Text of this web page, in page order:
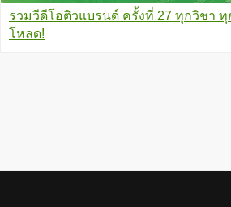
รวมวีดีโอติวแบรนด์ ครั้งที่ 27 ทุกวิชา
โหลด!